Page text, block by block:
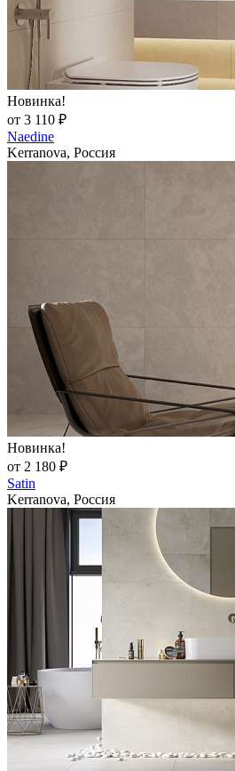
Новинка!
от 3 110 ₽
Naedine
Kerranova, Россия
Новинка!
от 2 180 ₽
Satin
Kerranova, Россия